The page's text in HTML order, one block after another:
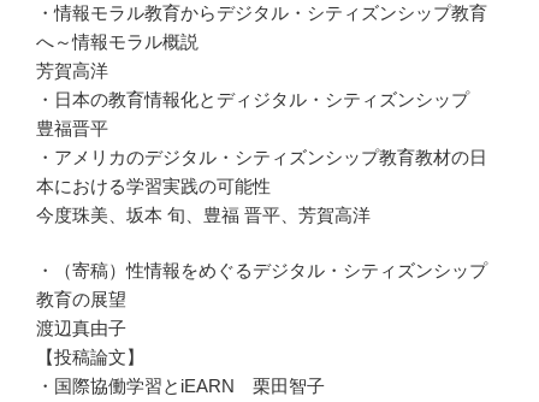
・情報モラル教育からデジタル・シティズンシップ教育
へ～情報モラル概説
芳賀高洋
・日本の教育情報化とディジタル・シティズンシップ
豊福晋平
・アメリカのデジタル・シティズンシップ教育教材の日
本における学習実践の可能性
今度珠美、坂本 旬、豊福 晋平、芳賀高洋
・（寄稿）性情報をめぐるデジタル・シティズンシップ
教育の展望
渡辺真由子
【投稿論文】
・国際協働学習とiEARN 栗田智子